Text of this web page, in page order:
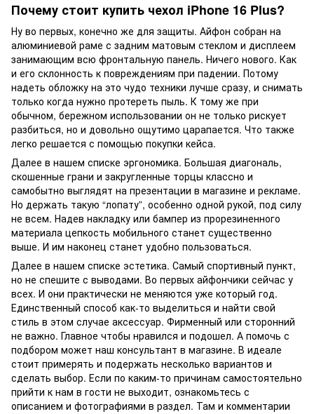
Почему стоит купить чехол iPhone 16 Plus?
Ну во первых, конечно же для защиты. Айфон собран на
алюминиевой раме с задним матовым стеклом и дисплеем
занимающим всю фронтальную панель. Ничего нового. Как
и его склонность к повреждениям при падении. Потому
надеть обложку на это чудо техники лучше сразу, и снимать
только когда нужно протереть пыль. К тому же при
обычном, бережном использовании он не только рискует
разбиться, но и довольно ощутимо царапается. Что также
легко решается с помощью покупки кейса.
Далее в нашем списке эргономика. Большая диагональ,
скошенные грани и закругленные торцы классно и
самобытно выглядят на презентации в магазине и рекламе.
Но держать такую “лопату”, особенно одной рукой, под силу
не всем. Надев накладку или бампер из прорезиненного
материала цепкость мобильного станет существенно
выше. И им наконец станет удобно пользоваться.
Далее в нашем списке эстетика. Самый спортивный пункт,
но не спешите с выводами. Во первых айфончики сейчас у
всех. И они практически не меняются уже который год.
Единственный способ как-то выделиться и найти свой
стиль в этом случае аксессуар. Фирменный или сторонний
не важно. Главное чтобы нравился и подошел. А помочь с
подбором может наш консультант в магазине. В идеале
стоит примерять и подержать несколько вариантов и
сделать выбор. Если по каким-то причинам самостоятельно
прийти к нам в гости не выходит, ознакомьтесь с
описанием и фотографиями в раздел. Там и комментарии